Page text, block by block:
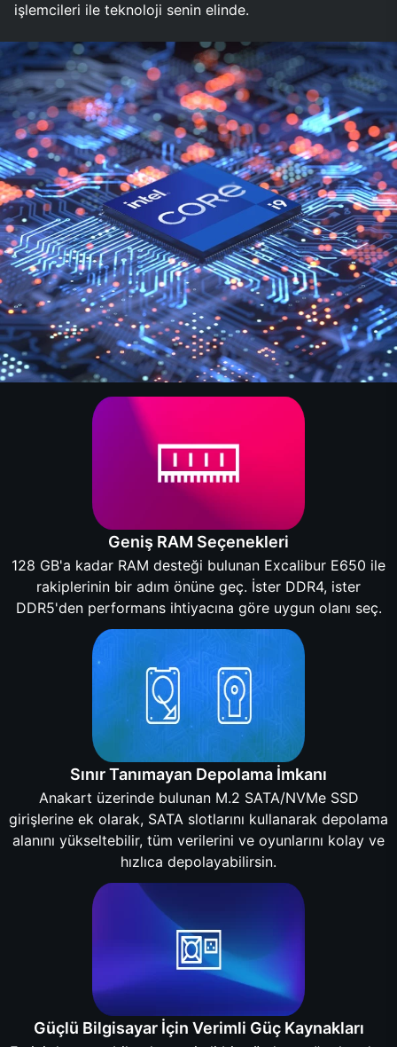
işlemcileri ile teknoloji senin elinde.
Geniş RAM Seçenekleri
128 GB'a kadar RAM desteği bulunan Excalibur E650 ile
rakiplerinin bir adım önüne geç. İster DDR4, ister
DDR5'den performans ihtiyacına göre uygun olanı seç.
Sınır Tanımayan Depolama İmkanı
Anakart üzerinde bulunan M.2 SATA/NVMe SSD
girişlerine ek olarak, SATA slotlarını kullanarak depolama
alanını yükseltebilir, tüm verilerini ve oyunlarını kolay ve
hızlıca depolayabilirsin.
Güçlü Bilgisayar İçin Verimli Güç Kaynakları